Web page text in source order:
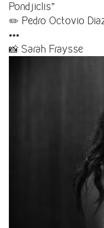
Pondjiclis”
✏️ Pedro Octovio
•••
📸 Sarah Fraysse